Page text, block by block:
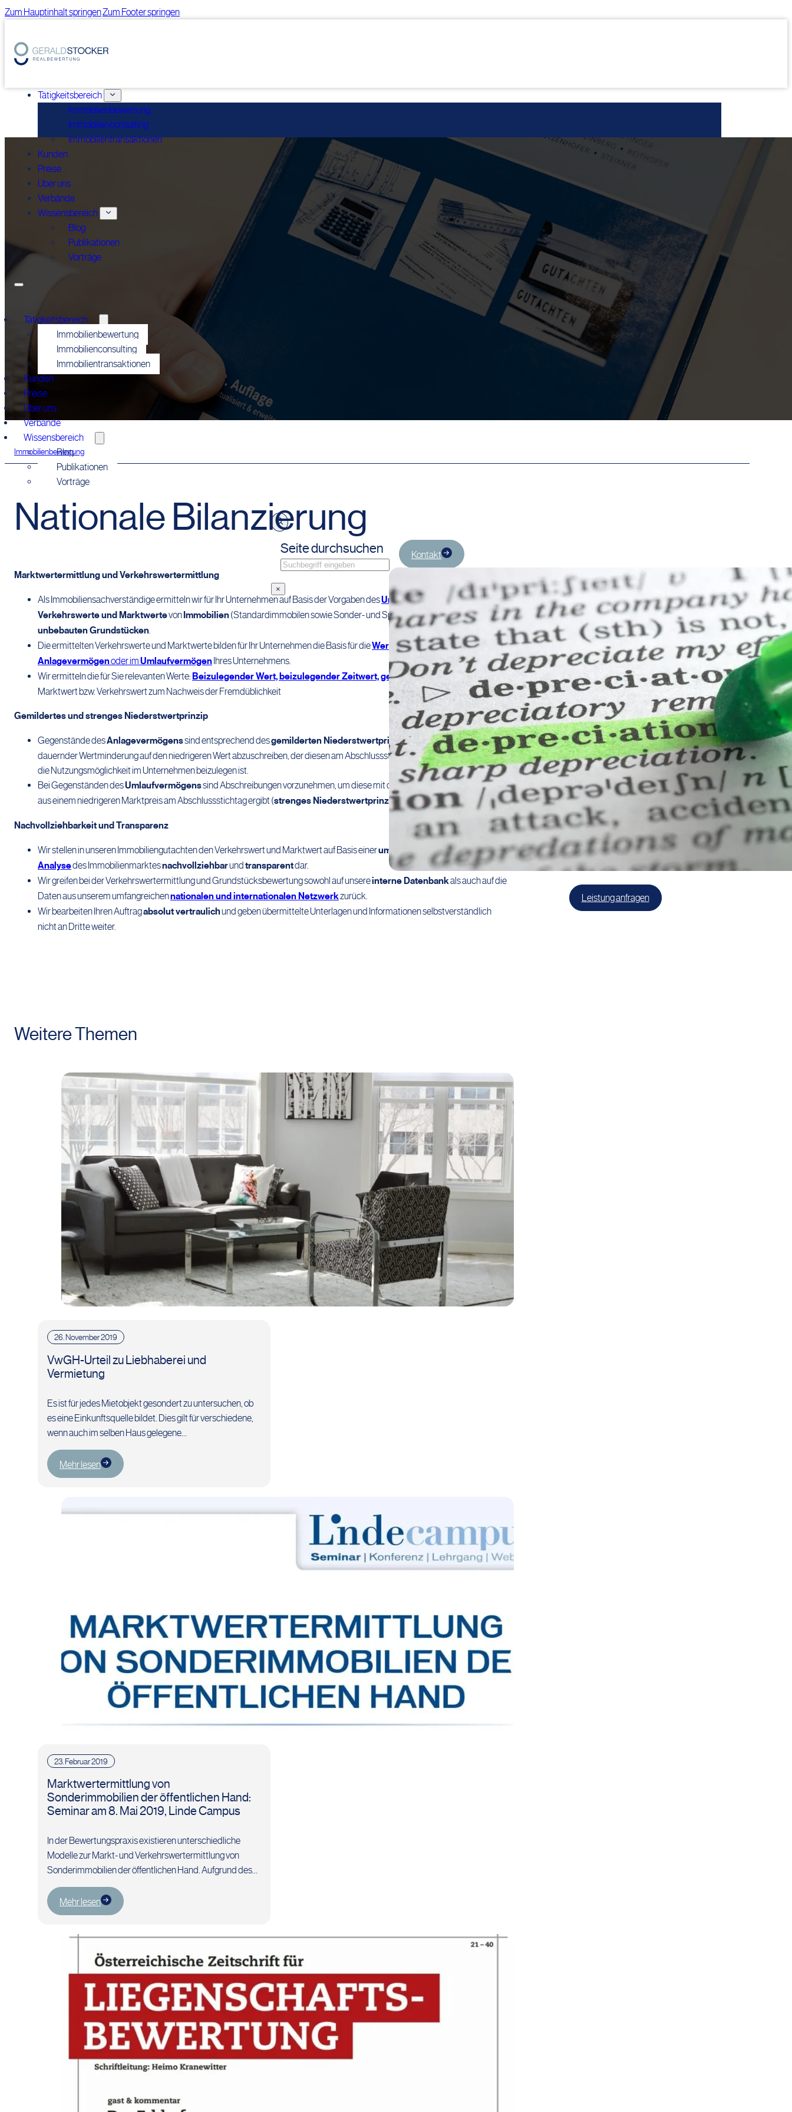
Zum Hauptinhalt springenZum Footer springen
Tätigkeitsbereich
Immobilienbewertung
Immobilienconsulting
Immobilientransaktionen
Kunden
Preise
Über uns
Verbände
Wissensbereich
Blog
Publikationen
Vorträge
Tätigkeitsbereich
Immobilienbewertung
Immobilienconsulting
Immobilientransaktionen
Kunden
Preise
Über uns
Verbände
Wissensbereich
Blog
Publikationen
Vorträge
Seite durchsuchen
Suchen
×
Kontakt
Immobilienbewertung
Nationale Bilanzierung
Marktwertermittlung und Verkehrswertermittlung
Als Immobiliensachverständige ermitteln wir für Ihr Unternehmen auf Basis der Vorgaben desUnternehmensgesetzbuches
Verkehrswerte und MarktwertevonImmobilien(Standardimmobilen sowie Sonder- und Spezialimmobilien) und
unbebauten Grundstücken.
Die ermittelten Verkehrswerte und Marktwerte bilden für Ihr Unternehmen die Basis für dieWertminderungim
Anlagevermögenoder imUmlaufvermögenIhres Unternehmens.
Wir ermitteln die für Sie relevanten Werte:Beizulegender Wert, beizulegender Zeitwert, gemeiner Wert, Teilwert
sowie
Marktwert bzw. Verkehrswert zum Nachweis der Fremdüblichkeit
Gemildertes und strenges Niederstwertprinzip
Gegenstände desAnlagevermögenssind entsprechend desgemilderten Niederstwertprinzips
bei voraussichtlich
dauernder Wertminderung auf den niedrigeren Wert abzuschreiben, der diesen am Abschlussstichtag unter Bedachtnahme auf
die Nutzungsmöglichkeit im Unternehmen beizulegen ist.
Bei Gegenständen desUmlaufvermögenssind Abschreibungen vorzunehmen, um diese mit dem Wert anzusetzen, der sich
aus einem niedrigeren Marktpreis am Abschlussstichtag ergibt (strenges Niederstwertprinzip).
Nachvollziehbarkeit und Transparenz
Wir stellen in unseren Immobiliengutachten den Verkehrswert und Marktwert auf Basis einerumfassendenunddetaillierten
Analysedes Immobilienmarktesnachvollziehbarundtransparentdar.
Wir greifen bei der Verkehrswertermittlung und Grundstücksbewertung sowohl auf unsereinterne Datenbankals auch auf die
Daten aus unserem umfangreichennationalen und internationalen Netzwerkzurück.
Wir bearbeiten Ihren Auftragabsolut vertraulichund geben übermittelte Unterlagen und Informationen selbstverständlich
nicht an Dritte weiter.
Leistung anfragen
Weitere Themen
26. November 2019
VwGH-Urteil zu Liebhaberei und
Vermietung
Es ist für jedes Mietobjekt gesondert zu untersuchen, ob
es eine Einkunftsquelle bildet. Dies gilt für verschiedene,
wenn auch im selben Haus gelegene
Eigentumswohnungen, wenn…
Mehr lesen
23. Februar 2019
Marktwertermittlung von
Sonderimmobilien der öffentlichen Hand:
Seminar am 8. Mai 2019, Linde Campus
In der Bewertungspraxis existieren unterschiedliche
Modelle zur Markt- und Verkehrswertermittlung von
Sonderimmobilien der öffentlichen Hand. Aufgrund des
eingeschränkten Marktes existieren nur wenige
Vergleichswerte, die die…
Mehr lesen